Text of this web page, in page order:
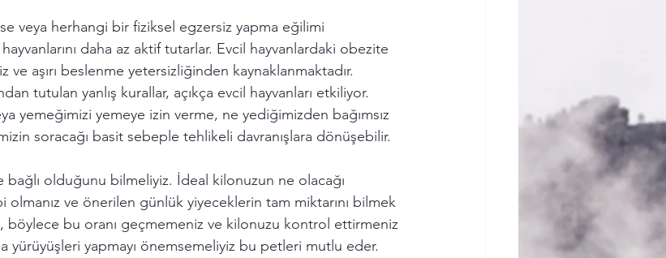
veya herhangi bir fiziksel egzersiz yapma eğilimi
daha az aktif tutarlar. Evcil hayvanlardaki obezite
ve aşırı beslenme yetersizliğinden kaynaklanmaktadır.
tutulan yanlış kurallar, açıkça evcil hayvanları etkiliyor.
yemeğimizi yemeye izin verme, ne yediğimizden bağımsız
soracağı basit sebeple tehlikeli davranışlara dönüşebilir.
bağlı olduğunu bilmeliyiz. İdeal kilonuzun ne olacağı
olmanız ve önerilen günlük yiyeceklerin tam miktarını bilmek
böylece bu oranı geçmemeniz ve kilonuzu kontrol ettirmeniz
yürüyüşleri yapmayı önemsemeliyiz bu petleri mutlu eder.